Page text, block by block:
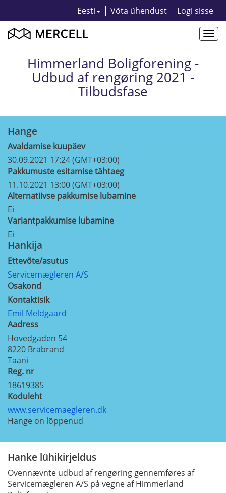
Eesti Võta ühendust Logi sisse
Himmerland Boligforening -
Udbud af rengøring 2021 -
Tilbudsfase
Hange
Avaldamise kuupäev
30.09.2021 17:24 (GMT+03:00)
Pakkumuste esitamise tähtaeg
11.10.2021 13:00 (GMT+03:00)
Alternatiivse pakkumise lubamine
Ei
Variantpakkumise lubamine
Ei
Hankija
Ettevõte/asutus
Servicemægleren A/S
Osakond
Kontaktisik
Emil Meldgaard
Aadress
Hovedgaden 54
8220 Brabrand
Taani
Reg. nr
18619385
Koduleht
www.servicemaegleren.dk
Hange on lõppenud
Hanke lühikirjeldus
Ovennævnte udbud af rengøring gennemføres af
Servicemægleren A/S på vegne af Himmerland